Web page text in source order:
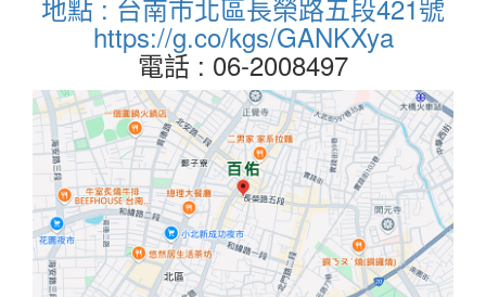
地點 : 台南市北區長榮路五段421號
https://g.co/kgs/GANKXya
電話 : 06-2008497